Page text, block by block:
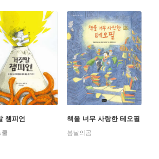
챔피언
쿨
책을 너무 사랑한 테오필
봄날의곰